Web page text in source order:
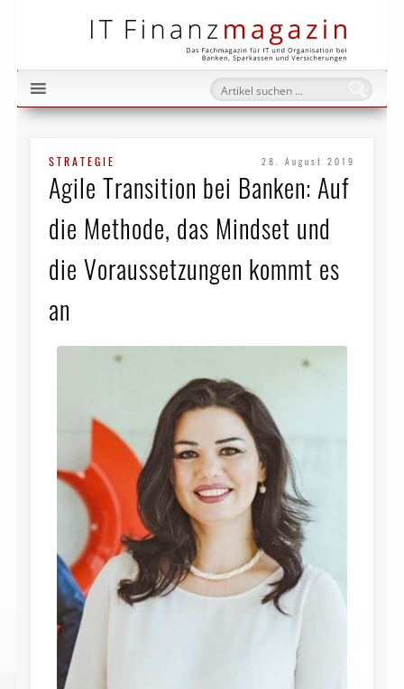
STRATEGIE 28. August 2019
Agile Transition bei Banken: Auf
die Methode, das Mindset und
die Voraussetzungen kommt es
an